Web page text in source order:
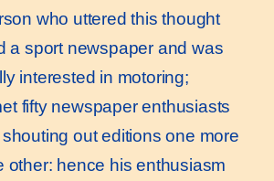
who uttered this thought
a sport newspaper and was
interested in motoring;
fifty newspaper enthusiasts
out editions one more
other: hence his enthusiasm